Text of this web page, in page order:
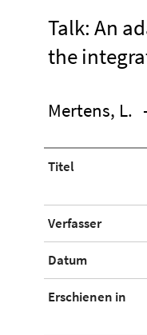
Talk: An
the
Mertens, L.
Titel
Verfasser
Datum
Erschienen in